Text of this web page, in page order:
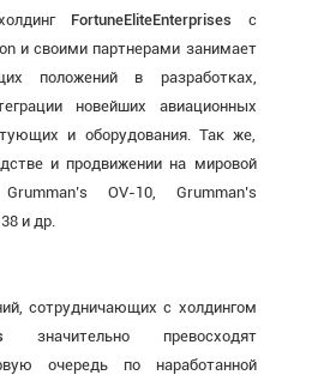
FortuneEliteEnterprises с
и своими партнерами занимает
положений в разработках,
новейших авиационных
и оборудования. Так же,
и продвижении на мировой
OV-10, Grumman’s
и др.
сотрудничающих с холдингом
значительно превосходят
очередь по наработанной